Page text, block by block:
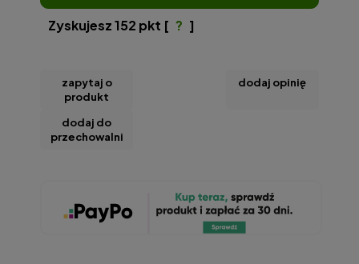
Zyskujesz152 pkt [ ? ]
zapytaj o
produkt
dodaj opinię
dodaj do
przechowalni